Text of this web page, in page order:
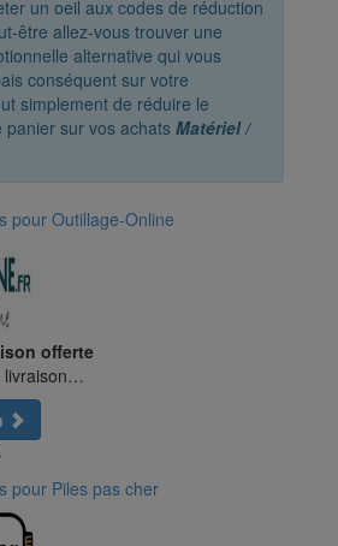
un oeil aux codes de réduction
être allez-vous trouver une
alternative qui vous
conséquent sur votre
simplement de réduire le
panier sur vos achats Matériel /
pour Outillage-Online
offerte
livraison…
pour Piles pas cher